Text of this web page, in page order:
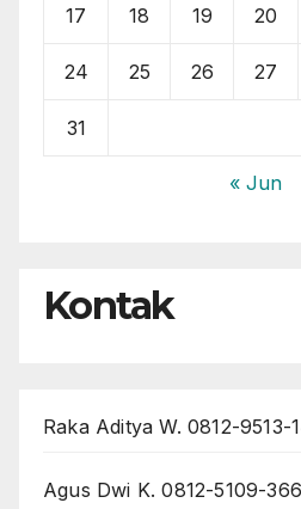
17 18 19 20
24 25 26 27
31
« Jun
Kontak
Raka Aditya W. 0812-9513-
Agus Dwi K. 0812-5109-